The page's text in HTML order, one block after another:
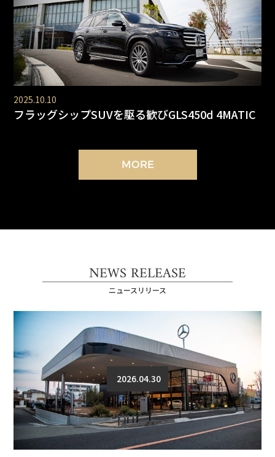
2025.10.10
フラッグシップSUVを駆る歓びGLS450d 4MATIC
MORE
NEWS RELEASE
ニュースリリース
2026.04.30